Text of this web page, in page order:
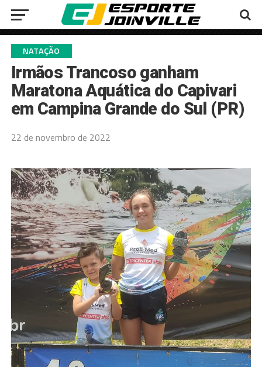
NATAÇÃO
Irmãos Trancoso ganham
Maratona Aquática do Capivari
em Campina Grande do Sul (PR)
22 de novembro de 2022